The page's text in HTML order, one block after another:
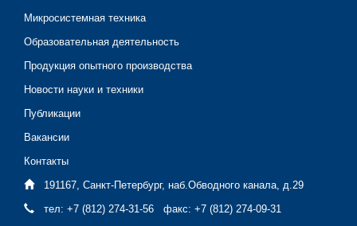
Микросистемная техника
Образовательная деятельность
Продукция опытного производства
Новости науки и техники
Публикации
Вакансии
Контакты
191167, Санкт-Петербург, наб.Обводного канала, д.29
тел: +7 (812) 274-31-56 факс: +7 (812) 274-09-31